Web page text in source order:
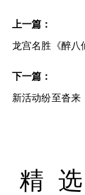
上一篇：
龙宫名胜《醉八
下一篇：
新活动纷至沓来
精